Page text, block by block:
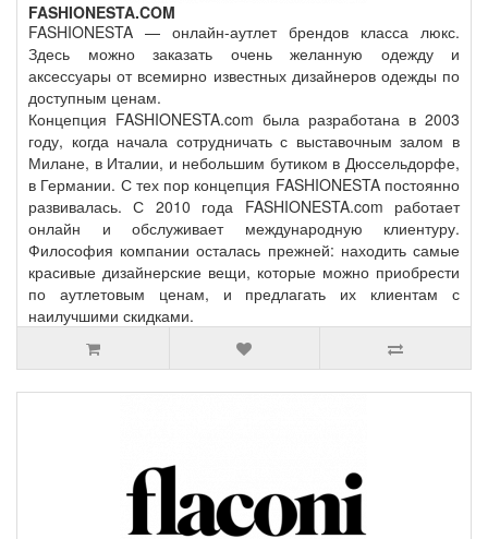
FASHIONESTA.COM
FASHIONESTA — онлайн-аутлет брендов класса люкс.
Здесь можно заказать очень желанную одежду и
аксессуары от всемирно известных дизайнеров одежды по
доступным ценам.
Концепция FASHIONESTA.com была разработана в 2003
году, когда начала сотрудничать с выставочным залом в
Милане, в Италии, и небольшим бутиком в Дюссельдорфе,
в Германии. С тех пор концепция FASHIONESTA постоянно
развивалась. С 2010 года FASHIONESTA.com работает
онлайн и обслуживает международную клиентуру.
Философия компании осталась прежней: находить самые
красивые дизайнерские вещи, которые можно приобрести
по аутлетовым ценам, и предлагать их клиентам с
наилучшими скидками.